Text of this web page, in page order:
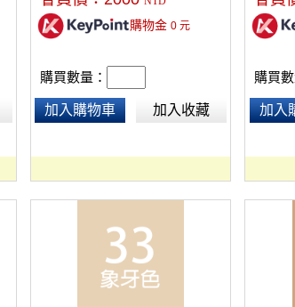
購物金 0元
購買數量：
加入購物車 加入收藏
購買數
加入